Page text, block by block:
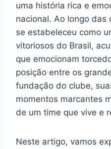
uma história rica e
nacional. Ao longo das
se estabeleceu como
vitoriosos do Brasil,
que emocionam
posição entre os
fundação do clube,
momentos marcantes
de um time que vive e
Neste artigo, vamos